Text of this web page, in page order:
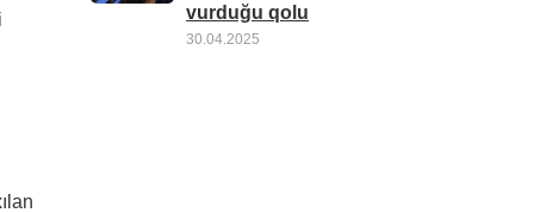
vurduğu qolu
30.04.2025